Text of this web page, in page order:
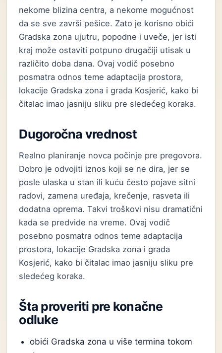
nekome blizina centra, a nekome mogućnost
da se sve završi pešice. Zato je korisno obići
Gradska zona ujutru, popodne i uveče, jer isti
kraj može ostaviti potpuno drugačiji utisak u
različito doba dana. Ovaj vodič posebno
posmatra odnos teme adaptacija prostora,
lokacije Gradska zona i grada Kosjerić, kako bi
čitalac imao jasniju sliku pre sledećeg koraka.
Dugoročna vrednost
Realno planiranje novca počinje pre pregovora.
Dobro je odvojiti iznos koji se ne dira, jer se
posle ulaska u stan ili kuću često pojave sitni
radovi, zamena uređaja, krečenje, rasveta ili
dodatna oprema. Takvi troškovi nisu dramatični
kada se predvide na vreme. Ovaj vodič
posebno posmatra odnos teme adaptacija
prostora, lokacije Gradska zona i grada
Kosjerić, kako bi čitalac imao jasniju sliku pre
sledećeg koraka.
Šta proveriti pre konačne
odluke
obići Gradska zona u više termina tokom